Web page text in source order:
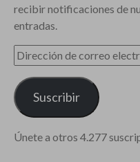
recibir notificaciones de
entradas.
DIRECCIÓN
DE
CORREO
ELECTRÓNICO
Suscribir
Únete a otros 4.277